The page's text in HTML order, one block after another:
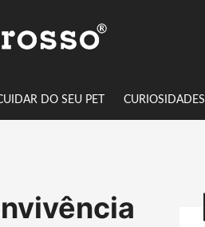
DO SEU PET CURIOSIDADES